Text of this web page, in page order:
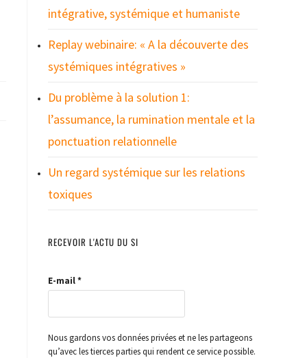
intégrative, systémique et humaniste
Replay webinaire: « A la découverte des
systémiques intégratives »
Du problème à la solution 1:
l’assumance, la rumination mentale et la
ponctuation relationnelle
Un regard systémique sur les relations
toxiques
RECEVOIR L'ACTU DU SI
E-mail*
Nous gardons vos données privées et ne les partageons
qu’avec les tierces parties qui rendent ce service possible.